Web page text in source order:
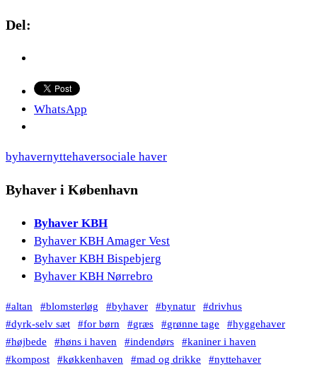
Del:
WhatsApp
Tags
byhavernyttehaversociale haver
Byhaver i København
Byhaver KBH
Byhaver KBH Amager Vest
Byhaver KBH Bispebjerg
Byhaver KBH Nørrebro
altan blomsterløg byhaver bynatur
drivhus
dyrk-selv sæt
for børn græs grønne tage
hyggehaver
højbede
høns i haven indendørs
kaniner i haven
kompost
køkkenhaven mad og drikke
nyttehaver